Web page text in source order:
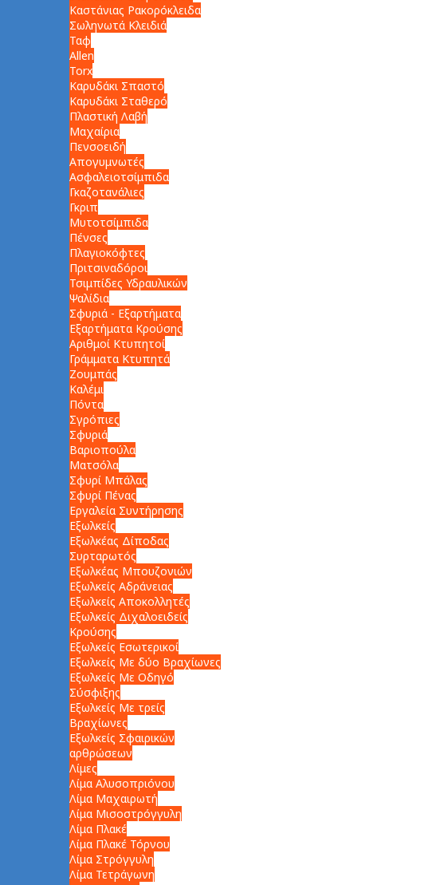
Καστάνιας Ρακορόκλειδα
Σωληνωτά Κλειδιά
Ταφ
Allen
Torx
Καρυδάκι Σπαστό
Καρυδάκι Σταθερό
Πλαστική Λαβή
Μαχαίρια
Πενσοειδή
Απογυμνωτές
Ασφαλειοτσίμπιδα
Γκαζοτανάλιες
Γκριπ
Μυτοτσίμπιδα
Πένσες
Πλαγιοκόφτες
Πριτσιναδόροι
Τσιμπίδες Υδραυλικών
Ψαλίδια
Σφυριά - Εξαρτήματα
Εξαρτήματα Κρούσης
Αριθμοί Κτυπητοί
Γράμματα Κτυπητά
Ζουμπάς
Καλέμι
Πόντα
Σγρόπιες
Σφυριά
Βαριοπούλα
Ματσόλα
Σφυρί Μπάλας
Σφυρί Πένας
Εργαλεία Συντήρησης
Εξωλκείς
Εξωλκέας Δίποδας
Συρταρωτός
Εξωλκέας Μπουζονιών
Εξωλκείς Αδράνειας
Εξωλκείς Αποκολλητές
Εξωλκείς Διχαλοειδείς
Κρούσης
Εξωλκείς Εσωτερικοί
Εξωλκείς Με δύο Βραχίωνες
Εξωλκείς Με Οδηγό
Σύσφιξης
Εξωλκείς Με τρείς
Βραχίωνες
Εξωλκείς Σφαιρικών
αρθρώσεων
Λίμες
Λίμα Αλυσοπριόνου
Λίμα Μαχαιρωτή
Λίμα Μισοστρόγγυλη
Λίμα Πλακέ
Λίμα Πλακέ Τόρνου
Λίμα Στρόγγυλη
Λίμα Τετράγωνη